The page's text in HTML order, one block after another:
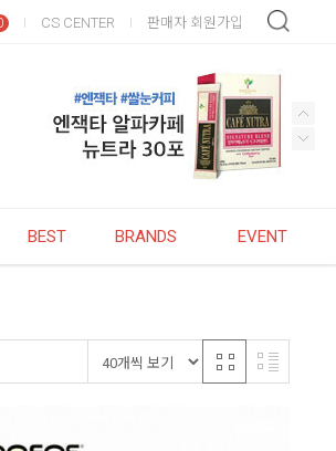
CS CENTER 판매자 회원가입
BEST BRANDS EVENT